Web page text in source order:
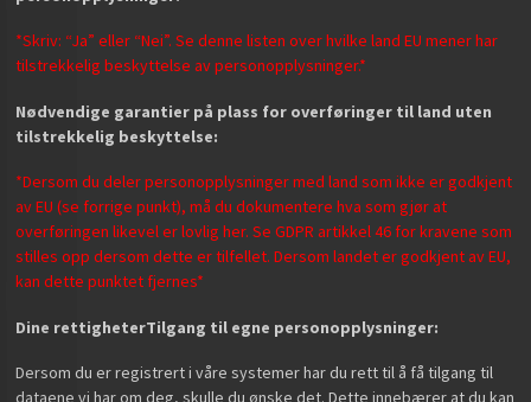
*Skriv: “Ja” eller “Nei”. Se denne listen over hvilke land EU mener har
tilstrekkelig beskyttelse av personopplysninger.*
Nødvendige garantier på plass for overføringer til land uten
tilstrekkelig beskyttelse:
*Dersom du deler personopplysninger med land som ikke er godkjent
av EU (se forrige punkt), må du dokumentere hva som gjør at
overføringen likevel er lovlig her. Se GDPR artikkel 46 for kravene som
stilles opp dersom dette er tilfellet. Dersom landet er godkjent av EU,
kan dette punktet fjernes*
Dine rettigheterTilgang til egne personopplysninger:
Dersom du er registrert i våre systemer har du rett til å få tilgang til
dataene vi har om deg, skulle du ønske det. Dette innebærer at du kan